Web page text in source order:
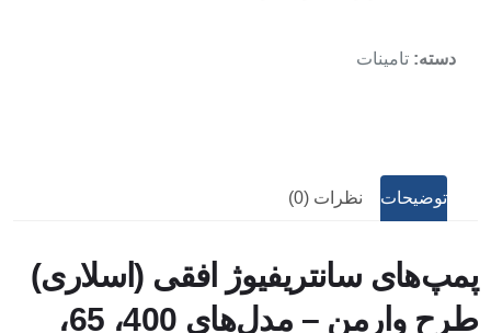
دسته: تامینات
توضیحات نظرات (0)
پمپ‌های سانتریفیوژ افقی (اسلاری)
طرح وارمن – مدل‌های 400، 65،